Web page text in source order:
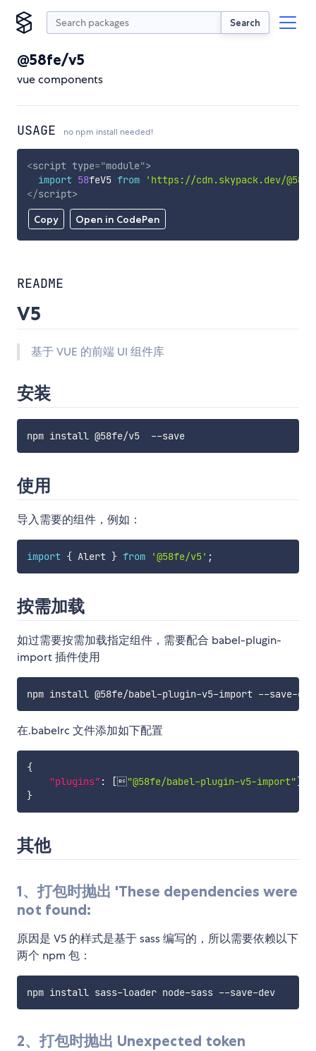
Search
@58fe/v5
vue components
USAGE no npm install needed!
Copy Open in CodePen
<script type="module">
import 58feV5 from
'https://cdn.skypack.dev/
</script>
README
V5
基于 VUE 的前端 UI 组件库
安装
npm install @58fe/v5  --save
使用
导入需要的组件，例如：
import { Alert } from '@58fe/v5' ;
按需加载
如过需要按需加载指定组件，需要配合 babel-plugin-
import 插件使用
在.babelrc 文件添加如下配置
{
"plugins" : ["@58fe/babel-plugin-v5-import"]
}
其他
1、打包时抛出 'These dependencies were
not found:
原因是 V5 的样式是基于 sass 编写的，所以需要依赖以下
两个 npm 包：
npm install sass-loader node-sass --save-dev
2、打包时抛出 Unexpected token